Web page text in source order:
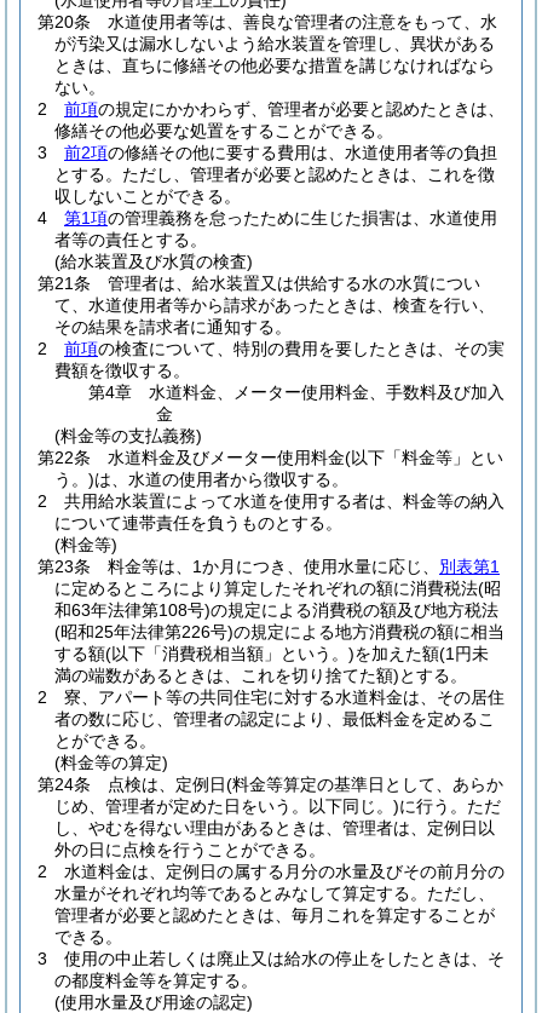
第20条
水道使用者等は、善良な管理者の注意をもって、水
が汚染又は漏水しないよう給水装置を管理し、異状がある
ときは、直ちに修繕その他必要な措置を講じなければなら
ない。
2
前項の規定にかかわらず、管理者が必要と認めたときは、
修繕その他必要な処置をすることができる。
3
前2項の修繕その他に要する費用は、水道使用者等の負担
とする。 ただし、管理者が必要と認めたときは、これを徴
収しないことができる。
4
第1項の管理義務を怠ったために生じた損害は、水道使用
者等の責任とする。
(給水装置及び水質の検査)
第21条
管理者は、給水装置又は供給する水の水質につい
て、水道使用者等から請求があったときは、検査を行い、
その結果を請求者に通知する。
2
前項の検査について、特別の費用を要したときは、その実
費額を徴収する。
第4章
水道料金、メーター使用料金、手数料及び加入
金
(料金等の支払義務)
第22条
水道料金及びメーター使用料金(以下「料金等」とい
う。)は、水道の使用者から徴収する。
2
共用給水装置によって水道を使用する者は、料金等の納入
について連帯責任を負うものとする。
(料金等)
第23条
料金等は、1か月につき、使用水量に応じ、 別表第1
に定めるところにより算定したそれぞれの額に消費税法(昭
和63年法律第108号)の規定による消費税の額及び地方税法
(昭和25年法律第226号)の規定による地方消費税の額に相当
する額(以下「消費税相当額」という。)を加えた額(1円未
満の端数があるときは、これを切り捨てた額)とする。
2
寮、アパート等の共同住宅に対する水道料金は、その居住
者の数に応じ、管理者の認定により、最低料金を定めるこ
とができる。
(料金等の算定)
第24条
点検は、定例日(料金等算定の基準日として、あらか
じめ、管理者が定めた日をいう。以下同じ。)に行う。 ただ
し、やむを得ない理由があるときは、管理者は、定例日以
外の日に点検を行うことができる。
2
水道料金は、定例日の属する月分の水量及びその前月分の
水量がそれぞれ均等であるとみなして算定する。 ただし、
管理者が必要と認めたときは、毎月これを算定することが
できる。
3
使用の中止若しくは廃止又は給水の停止をしたときは、そ
の都度料金等を算定する。
(使用水量及び用途の認定)